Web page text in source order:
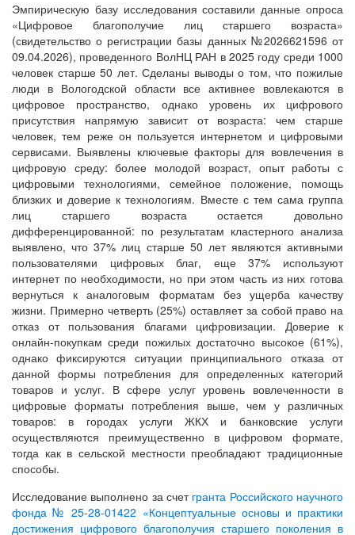
Эмпирическую базу исследования составили данные опроса
«Цифровое благополучие лиц старшего возраста»
(свидетельство о регистрации базы данных №2026621596 от
09.04.2026), проведенного ВолНЦ РАН в 2025 году среди 1000
человек старше 50 лет. Сделаны выводы о том, что пожилые
люди в Вологодской области все активнее вовлекаются в
цифровое пространство, однако уровень их цифрового
присутствия напрямую зависит от возраста: чем старше
человек, тем реже он пользуется интернетом и цифровыми
сервисами. Выявлены ключевые факторы для вовлечения в
цифровую среду: более молодой возраст, опыт работы с
цифровыми технологиями, семейное положение, помощь
близких и доверие к технологиям. Вместе с тем сама группа
лиц старшего возраста остается довольно
дифференцированной: по результатам кластерного анализа
выявлено, что 37% лиц старше 50 лет являются активными
пользователями цифровых благ, еще 37% используют
интернет по необходимости, но при этом часть из них готова
вернуться к аналоговым форматам без ущерба качеству
жизни. Примерно четверть (25%) оставляет за собой право на
отказ от пользования благами цифровизации. Доверие к
онлайн-покупкам среди пожилых достаточно высокое (61%),
однако фиксируются ситуации принципиального отказа от
данной формы потребления для определенных категорий
товаров и услуг. В сфере услуг уровень вовлеченности в
цифровые форматы потребления выше, чем у различных
товаров: в городах услуги ЖКХ и банковские услуги
осуществляются преимущественно в цифровом формате,
тогда как в сельской местности преобладают традиционные
способы.
Исследование выполнено за счет гранта Российского научного
фонда № 25-28-01422 «Концептуальные основы и практики
достижения цифрового благополучия старшего поколения в